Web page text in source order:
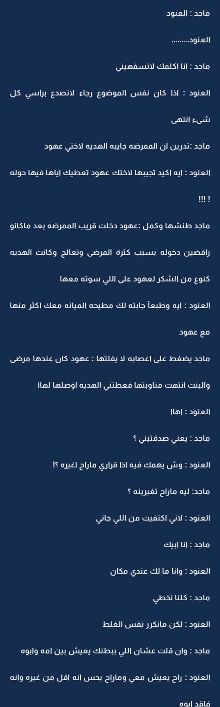
ماجد : العنود
العنود.........
ماجد : انا اكلمك لاتسفهيني
العنود : اذا كان نفس الموضوع رجاء لاتصدع براسي كل
شىء انتهى
ماجد :تدرين ان الممرضه جايبه الهديه لاختي عهود
العنود : ايه اكيد تجيبها لاختك عهود تعطيك اياها فيها حوله
! !!!
ماجد طنشها وكمل :عهود دخلت قريب الممرضه بعد ماكانو
رافضين دخوله بسبب كثرة المرضى وتعالج وكانت الهديه
كنوع من الشكر لعهود على اللي سوته معها
العنود : ايه وطبعآ جابته لك مطيحه الميانه معك اكثر منها
مع عهود
ماجد يضغط على اعصابه لا يفلتها : عهود كان عندها مرضى
والبنت انتهت مناوبتها فعطتني الهديه اوصلها لهاا
العنود : اهاا
ماجد : يعني صدقتيني ؟
العنود : وش يهمك فيه اذا قراري ماراح اغيره ؟!
ماجد: ليه ماراح تغيرينه ؟
العنود : لاني اكتفيت من اللي جاني
ماجد : انا ابيك
العنود : وانا ما لك عندي مكان
ماجد : كلنا نخطي
العنود : لكن مانكرر نفس الغلط
ماجد : وان قلت عشان اللي ببطنك يعيش بين امه وابوه
العنود : راح يعيش معي وماراح يحس انه اقل من غيره وانه
فاقد ابوه